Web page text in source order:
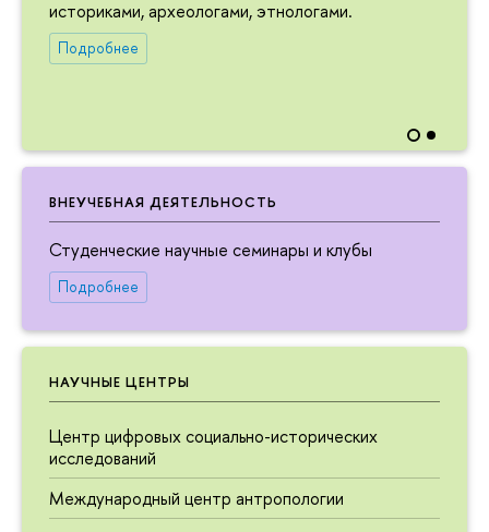
историками, археологами, этнологами.
Подробнее
ВНЕУЧЕБНАЯ ДЕЯТЕЛЬНОСТЬ
Студенческие научные семинары и клубы
Подробнее
НАУЧНЫЕ ЦЕНТРЫ
Центр цифровых социально-исторических
исследований
Международный центр антропологии